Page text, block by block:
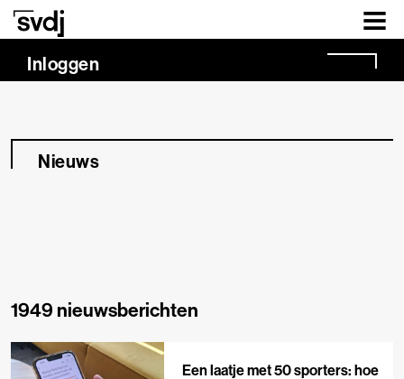
Naar hoofdinhoud
Inloggen
Nieuws
1949 nieuwsberichten
Een laatje met 50 sporters: hoe